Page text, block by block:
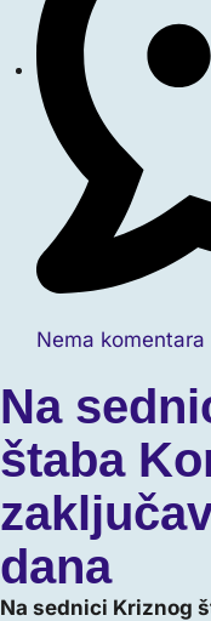
Nema komentara
Na
štaba
dana
Na sednici Kriznog